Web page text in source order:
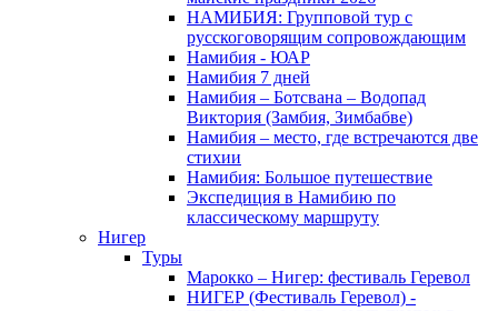
НАМИБИЯ: Групповой тур с
русскоговорящим сопровождающим
Намибия - ЮАР
Намибия 7 дней
Намибия – Ботсвана – Водопад
Виктория (Замбия, Зимбабве)
Намибия – место, где встречаются две
стихии
Намибия: Большое путешествие
Экспедиция в Намибию по
классическому маршруту
Нигер
Туры
Марокко – Нигер: фестиваль Геревол
НИГЕР (Фестиваль Геревол) -